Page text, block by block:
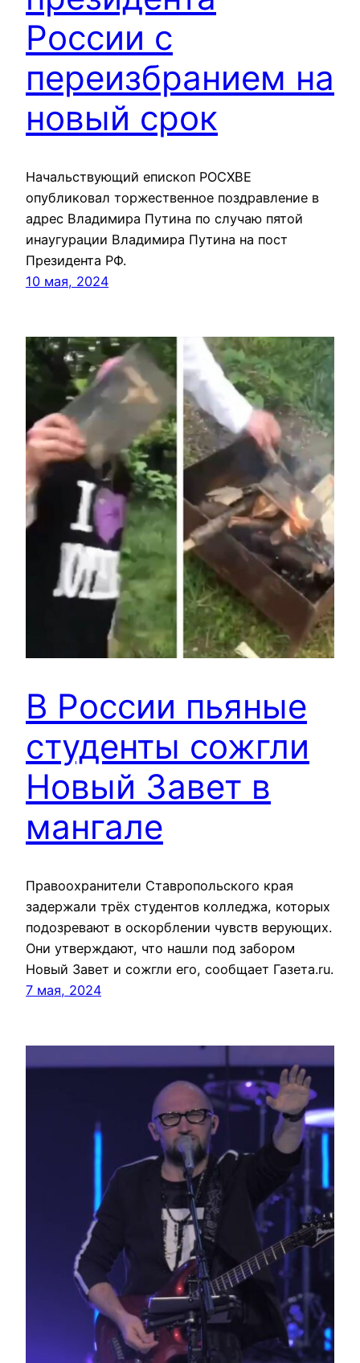
России с
переизбранием на
новый срок
Начальствующий епископ РОСХВЕ
опубликовал торжественное поздравление в
адрес Владимира Путина по случаю пятой
инаугурации Владимира Путина на пост
Президента РФ.
10 мая, 2024
В России пьяные
студенты сожгли
Новый Завет в
мангале
Правоохранители Ставропольского края
задержали трёх студентов колледжа, которых
подозревают в оскорблении чувств верующих.
Они утверждают, что нашли под забором
Новый Завет и сожгли его, сообщает Газета.ru.
7 мая, 2024